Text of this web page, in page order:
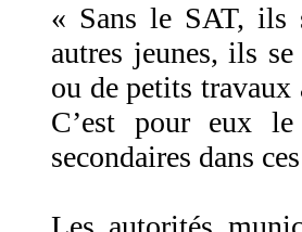
« Sans le SAT, ils
autres jeunes, ils
ou de petits
C’est pour eux
secondaires dans